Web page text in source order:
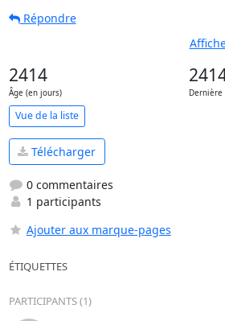
Répondre
2414
Âge (en jours)
Vue de la liste
Télécharger
0 commentaires
1 participants
Ajouter aux marque-pages
ÉTIQUETTES
PARTICIPANTS (1)